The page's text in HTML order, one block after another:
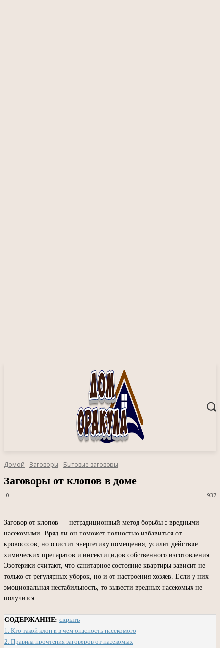
Домой Заговоры Бытовые заговоры
Заговоры от клопов в доме
937
0
Заговор от клопов — нетрадиционный метод борьбы с вредными
насекомыми. Вряд ли он поможет полностью избавиться от
кровососов, но очистит энергетику помещения, усилит действие
химических препаратов и инсектицидов собственного изготовления.
Эзотерики считают, что санитарное состояние квартиры зависит не
только от регулярных уборок, но и от настроения хозяев. Если у них
эмоциональная нестабильность, то вывести вредных насекомых не
получится.
СОДЕРЖАНИЕ: скрыть
1. Кто такой клоп и в чем опасность насекомого
2. Правила прочтения заговоров от насекомых